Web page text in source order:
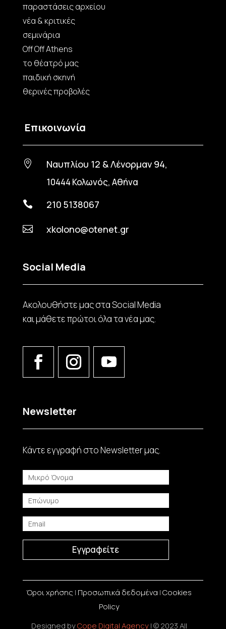
παραστάσεις αρχείου
νέα & κριτικές
σεμινάρια
Off Off Athens
το θέατρό μας
παιδική σκηνή
θερινές προβολές
Επικοινωνία
 Ναυπλίου 12 & Λένορμαν 94,
10444 Κολωνός, Αθήνα
 210 5138067
 xkolono@otenet.gr
Social Media
Ακολουθήστε μας στα Social Media
και μάθετε πρώτοι όλα τα νέα μας.
Newsletter
Κάντε εγγραφή στο Νewsletter μας.
Εγγραφείτε
Όροι χρήσης | Προσωπικά δεδομένα |Cookies
Policy
Designed byCope Digital Agency| © 2023 All